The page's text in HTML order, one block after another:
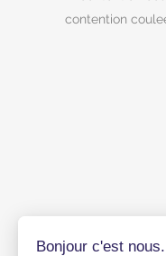
contention
Bonjour c'est